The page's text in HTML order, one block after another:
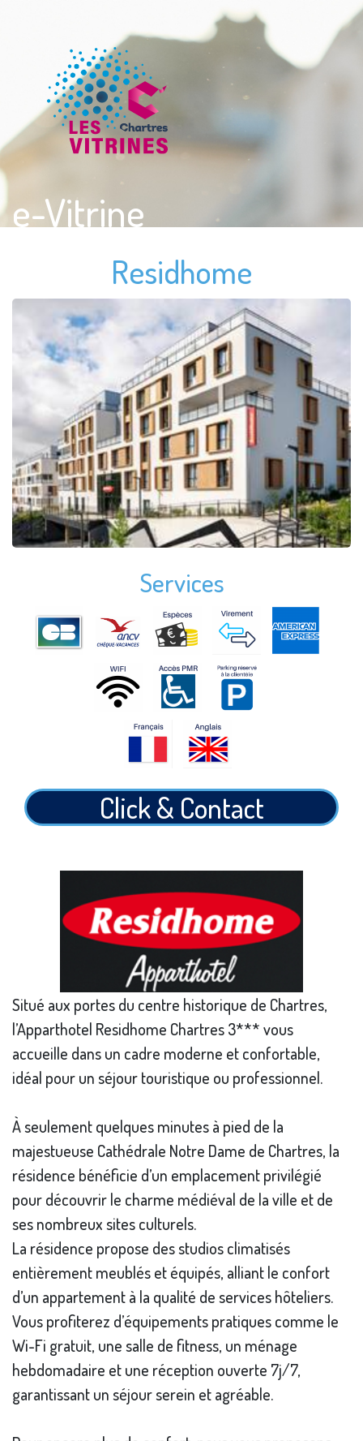
e-Vitrine
Residhome
Services
Click & Contact
Situé aux portes du centre historique de Chartres,
l’Apparthotel Residhome Chartres 3*** vous
accueille dans un cadre moderne et confortable,
idéal pour un séjour touristique ou professionnel.
À seulement quelques minutes à pied de la
majestueuse Cathédrale Notre Dame de Chartres, la
résidence bénéficie d’un emplacement privilégié
pour découvrir le charme médiéval de la ville et de
ses nombreux sites culturels.
La résidence propose des studios climatisés
entièrement meublés et équipés, alliant le confort
d’un appartement à la qualité de services hôteliers.
Vous profiterez d’équipements pratiques comme le
Wi-Fi gratuit, une salle de fitness, un ménage
hebdomadaire et une réception ouverte 7j/7,
garantissant un séjour serein et agréable.